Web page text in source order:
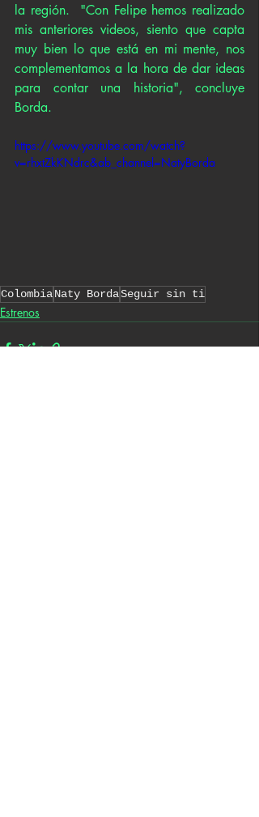
la región.  "Con Felipe hemos realizado
mis anteriores videos, siento que capta
muy bien lo que está en mi mente, nos
complementamos a la hora de dar ideas
para contar una historia", concluye
Borda.
https://www.youtube.com/watch?
v=rhxtZkKNdrc&ab_channel=NatyBorda
ColombiaNaty BordaSeguir sin ti
Estrenos